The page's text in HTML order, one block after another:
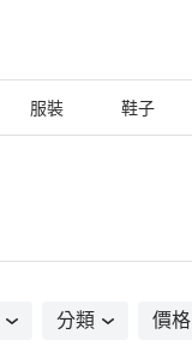
服裝 鞋子
分類 價格